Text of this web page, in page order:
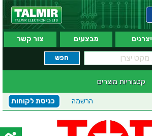
יצרנים מבצעים צור קשר
קטגוריות מוצרים
כניסת לקוחות הרשמה